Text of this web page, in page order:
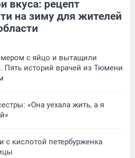
вкуса: рецепт
на зиму для жителей
с яйцо и вытащили
Пять историй врачей из Тюмени
«Она уехала жить, а я
кислотой петербурженка